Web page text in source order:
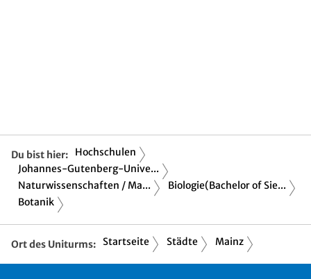
Du bist hier:
Hochschulen
Johannes-Gutenberg-Unive...
Naturwissenschaften / Ma...
Biologie(Bachelor of Sie...
Botanik
Ort des Uniturms: Startseite Städte Mainz